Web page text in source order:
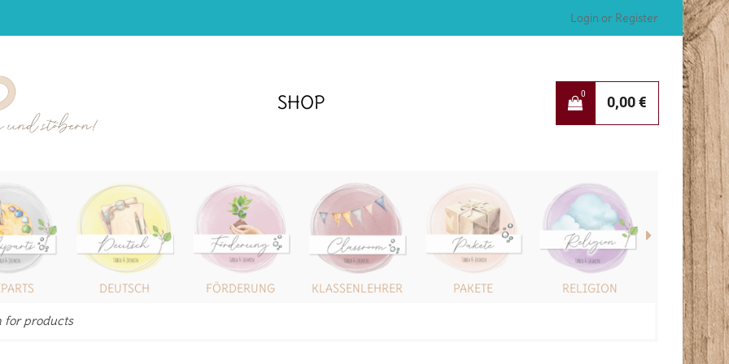
Login or Register
SHOP 0 0,00€
DEUTSCH FÖRDERUNG KLASSENLEHRER PAKETE RELIGION